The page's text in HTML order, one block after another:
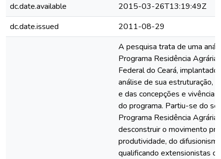
dc.date.available
2015-03-26T13:19:49Z
dc.date.issued
2011-08-29
A pesquisa trata de uma
Programa Residência
Federal do Ceará,
análise de sua estruturação,
e das concepções e
do programa. Partiu-se do
Programa Residência
desconstruir o movimento
produtividade, do
qualificando extensionistas